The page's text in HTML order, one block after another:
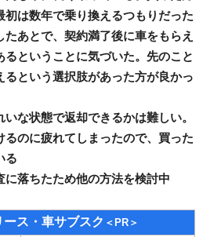
初は数年で乗り換えるつもりだった
あとで、契約満了後に車をもらえ
るということに気づいた。先のこと
るという選択肢があった方が良かっ
な状態で返却できるかは難しい。
るのに疲れてしまったので、買った
る
に落ちたため他の方法を検討中
ス・車サブスク ＜PR＞